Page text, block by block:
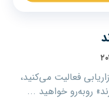
فعالیت می‌کنید،
روبه‌رو خواهید ...